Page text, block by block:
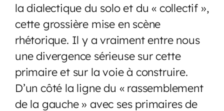
la dialectique du solo et du « collectif »,
cette grossière mise en scène
rhétorique. Il y a vraiment entre nous
une divergence sérieuse sur cette
primaire et sur la voie à construire.
D’un côté la ligne du « rassemblement
de la gauche » avec ses primaires de